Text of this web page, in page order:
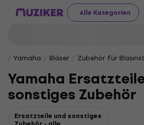
Alle Kategorien
Yamaha Bläser Zubehör für
Yamaha
sonstiges Zubehör
Ersatzteile und sonstiges